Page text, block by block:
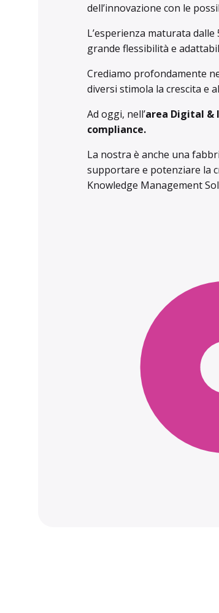
dell’innovazione con le
L’esperienza maturata
grande flessibilità e
Crediamo profondamente
diversi stimola la crescita e
Ad oggi, nell’area Digital &
compliance.
La nostra è anche una
supportare e potenziare la
Knowledge Management